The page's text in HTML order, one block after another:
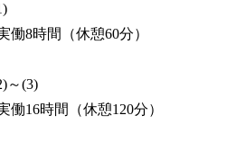
働8時間（休憩60分）
～(3)
働16時間（休憩120分）